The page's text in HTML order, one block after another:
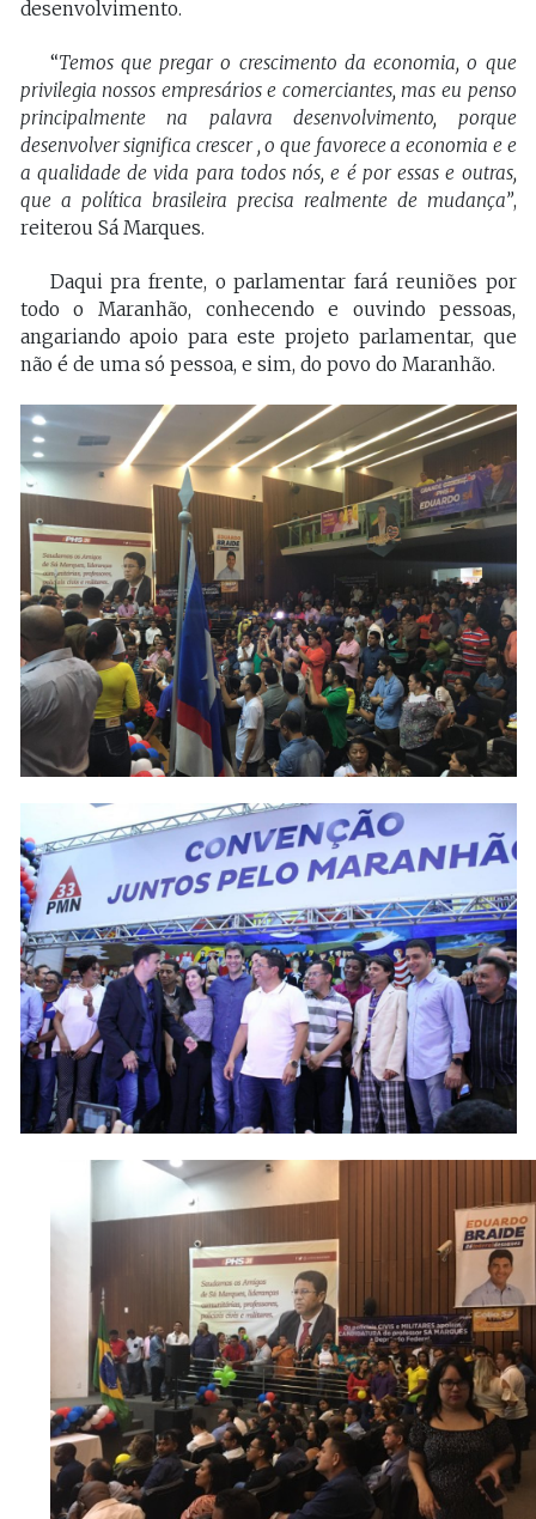
desenvolvimento.
“Temos que pregar o crescimento da economia, o que
privilegia nossos empresários e comerciantes, mas eu penso
principalmente na palavra desenvolvimento, porque
desenvolver significa crescer , o que favorece a economia e e
a qualidade de vida para todos nós, e é por essas e outras,
que a política brasileira precisa realmente de mudança”,
reiterou Sá Marques.
Daqui pra frente, o parlamentar fará reuniões por
todo o Maranhão, conhecendo e ouvindo pessoas,
angariando apoio para este projeto parlamentar, que
não é de uma só pessoa, e sim, do povo do Maranhão.